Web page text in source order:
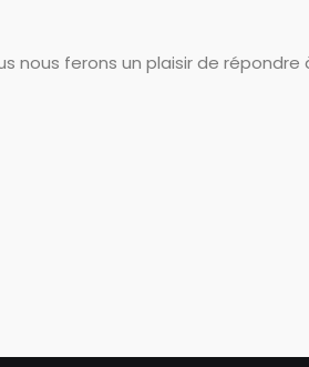
nous ferons un plaisir de